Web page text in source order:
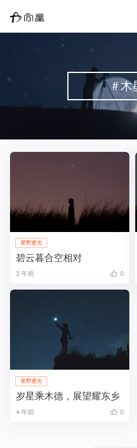
# 木
星野逐光
碧云暮合空相对
3 年前 0
星野逐光
岁星乘木德，展望耀东乡
4 年前 0